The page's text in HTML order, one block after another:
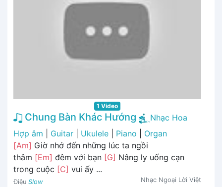
1 Video
Chung Bàn Khác Hướng
Nhạc Hoa
Hợp âm
Guitar Ukulele Piano
Organ
[Am] Giờ nhớ đến những lúc ta ngồi
thâm [Em] đêm với bạn [G] Nâng ly uống cạn
trong cuộc [C] vui ấy ...
Điệu Slow Nhạc Ngoại Lời Việt